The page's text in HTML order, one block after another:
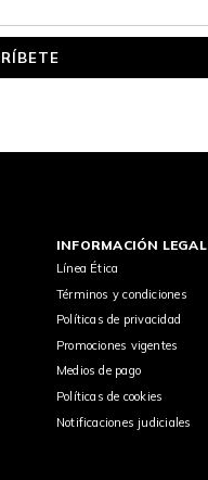
INFORMACIÓN LEGAL
Línea Ética
Términos y condiciones
Políticas de privacidad
Promociones vigentes
Medios de pago
Políticas de cookies
Notificaciones judiciales